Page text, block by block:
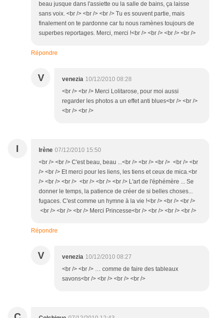
beau jusque dans l'assiette ou la salle de bains, ça laisse
sans voix. <br /> <br /> <br /> Tu es souvent partie, mais
finalement on te pardonne car tu nous ramènes toujours de
superbes reportages. Merci, merci !<br /> <br /> <br /> <br />
Répondre
V venezia 10/12/2010 08:28
<br /> <br /> Merci Lolitarose, pour moi aussi
regarder les photos a un effet anti blues<br /> <br />
<br /> <br />
I Irène 07/12/2010 15:50
<br /> <br /> C'est beau, beau ...<br /> <br /> <br /> <br /> <br
/> <br /> Et merci pour les liens, les tiens et ceux de mica.<br
/> <br /> <br /> <br /> <br /> <br /> L'art de l'éphémère ... Se
donner le temps, la patience de créer de si belles choses...
fugaces. C'est comme un hymne à la vie !<br /> <br /> <br />
<br /> <br /> <br /> Merci Princesse<br /> <br /> <br /> <br />
Répondre
V venezia 10/12/2010 08:27
<br /> <br /> … comme de faire des tableaux
savons<br /> <br /> <br /> <br />